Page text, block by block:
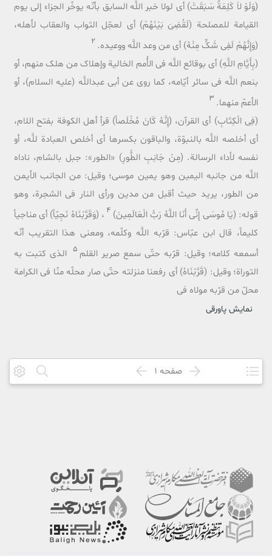
(وَلَوْ لاَ کَلِمَةٌ سَبَقَتْ) أی لولا خبر اللَّه السابق بأنّه یوخّر الجزاء إلى یوم
القیامة للمصلحة (لَقُضِىَ بَیْنَهُمْ) أی لعجّل الثواب والعقاب لأهله،
(وَإِنَّهُمْ لَفِى شَکٍّ مِنْهُ) أی من وعد اللَّه ووعیده. 2
(بِأَیَّامِ اللَّهِ) أی بوقائع اللَّه فی الأُمم الخالیة وإهلاک من هلک منهم، أو
بنعم اللَّه فی سائر أیّامه، کما روی عن أبی عبداللَّه (علیه السلام)، أو
الأعمّ منهما. 3
(فِى الْکِتَابِ) أی القرآن، (إِنَّهُ کَانَ مُخْلَصاً) قرأ أهل الکوفة بفتح اللام،
أی أخلصه اللَّه بالنبوّة، والباقون بکسرها أی أخلص العبادة للَّه، أو
نفسه لأداء الرسالة. (مِنْ جَانِبِ الطُّورِ) «الطور»: جبل بالشام، ناداه
اللَّه من جانبه الیمین وهو یمین موسى؛ وقیل: من الجانب الأیمن
من الطور، یرید حیث أقبل من مدین ورأى النار فی الشجرة، وهو
قوله: (یَا مُوسَى إِنِّى أَنَا اللَّهُ رَبُّ الْعَالَمِینَ) 4 ، (وَقَرَّبْنَاهُ نَجِیّاً) أی مناجیاً
کلیماً، قال ابن عبّاس: قرّبه اللَّه وکلّمه، ومعنى هذا التقریب أنّه
أسمعه کلامه؛ وقیل: قرّبه حتّى سمع صریر القلم 5 الذی کتبت به
التوراة؛ وقیل: (قَرَّبْنَاهُ) أی رفعنا منزلته حتّى صار محلّه منّا فی الکرامة
محلّ من قرّبه مولاه فی
نمایش پاورقی
صفحه 1